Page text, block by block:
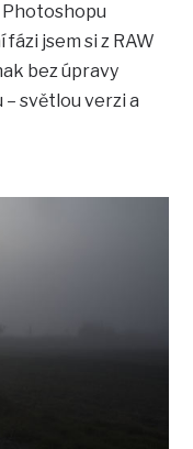
Photoshopu
fázi jsem si z RAW
bez úpravy
světlou verzi a